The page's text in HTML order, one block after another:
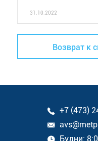
31.10.2022
Возврат к
+7 (473)
Будни: